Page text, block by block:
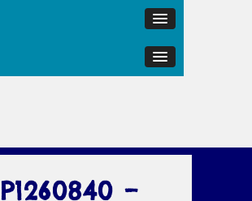
P1260840 –